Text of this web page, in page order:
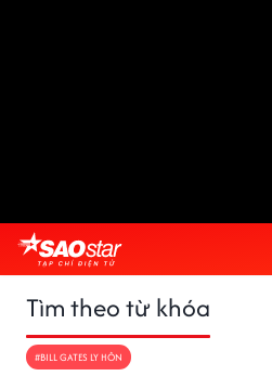
Tìm theo từ khóa
#BILL GATES LY HÔN